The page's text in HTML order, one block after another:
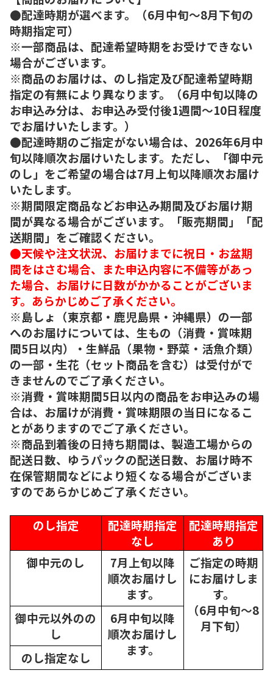
●配達時期が選べます。（6月中旬～8月下旬の
時期指定可）
※一部商品は、配達希望時期をお受けできない
場合がございます。
※商品のお届けは、のし指定及び配達希望時期
指定の有無により異なります。（6月中旬以降の
お申込み分は、お申込み受付後1週間～10日程度
でお届けいたします。）
●配達時期のご指定がない場合は、2026年6月中
旬以降順次お届けいたします。ただし、「御中元
のし」をご希望の場合は7月上旬以降順次お届け
いたします。
※期間限定商品などお申込み期間及びお届け期
間が異なる場合がございます。「販売期間」「配
送期間」をご確認ください。
●天候や注文状況、お届けまでに祝日・お盆期
間をはさむ場合、また申込内容に不備等があっ
た場合、お届けに日数がかかることがございま
す。あらかじめご了承ください。
※島しょ（東京都・鹿児島県・沖縄県）の一部
へのお届けについては、生もの（消費・賞味期
間5日以内）・生鮮品（果物・野菜・活魚介類）
の一部・生花（セット商品を含む）は受付がで
きませんのでご了承ください。
※消費・賞味期間5日以内の商品をお申込みの場
合は、お届けが消費・賞味期限の当日になるこ
とがありますのでご了承ください。
※商品到着後の日持ち期間は、製造工場からの
配送日数、ゆうパックの配送日数、お届け時不
在保管期間などにより短くなる場合がございま
すのであらかじめご了承ください。
のし指定
配達時期指定
なし
配達時期指定
あり
御中元のし
7月上旬以降
順次お届けし
ます。
ご指定の時期
にお届けしま
す。
（6月中旬～8
月下旬）
御中元以外のの
し
6月中旬以降
順次お届けし
ます。
のし指定なし